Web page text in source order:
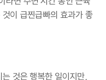
이 급찐급빠의 효과가 좋
것은 행복한 일이지만,